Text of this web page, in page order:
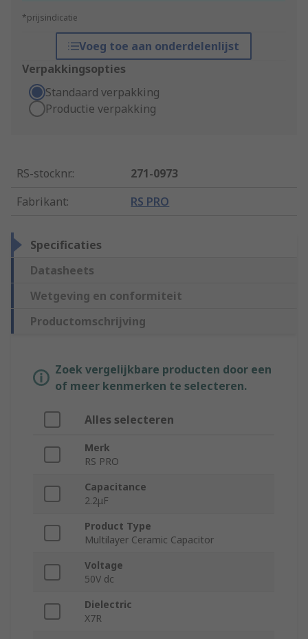
*prijsindicatie
Voeg toe aan onderdelenlijst
Verpakkingsopties
Standaard verpakking
Productie verpakking
RS-stocknr.:
271-0973
Fabrikant: RS PRO
Specificaties
Datasheets
Wetgeving en conformiteit
Productomschrijving
Zoek vergelijkbare producten door een
of meer kenmerken te selecteren.
Alles selecteren
Merk
RS PRO
Capacitance
2.2μF
Product Type
Multilayer Ceramic Capacitor
Voltage
50V dc
Dielectric
X7R